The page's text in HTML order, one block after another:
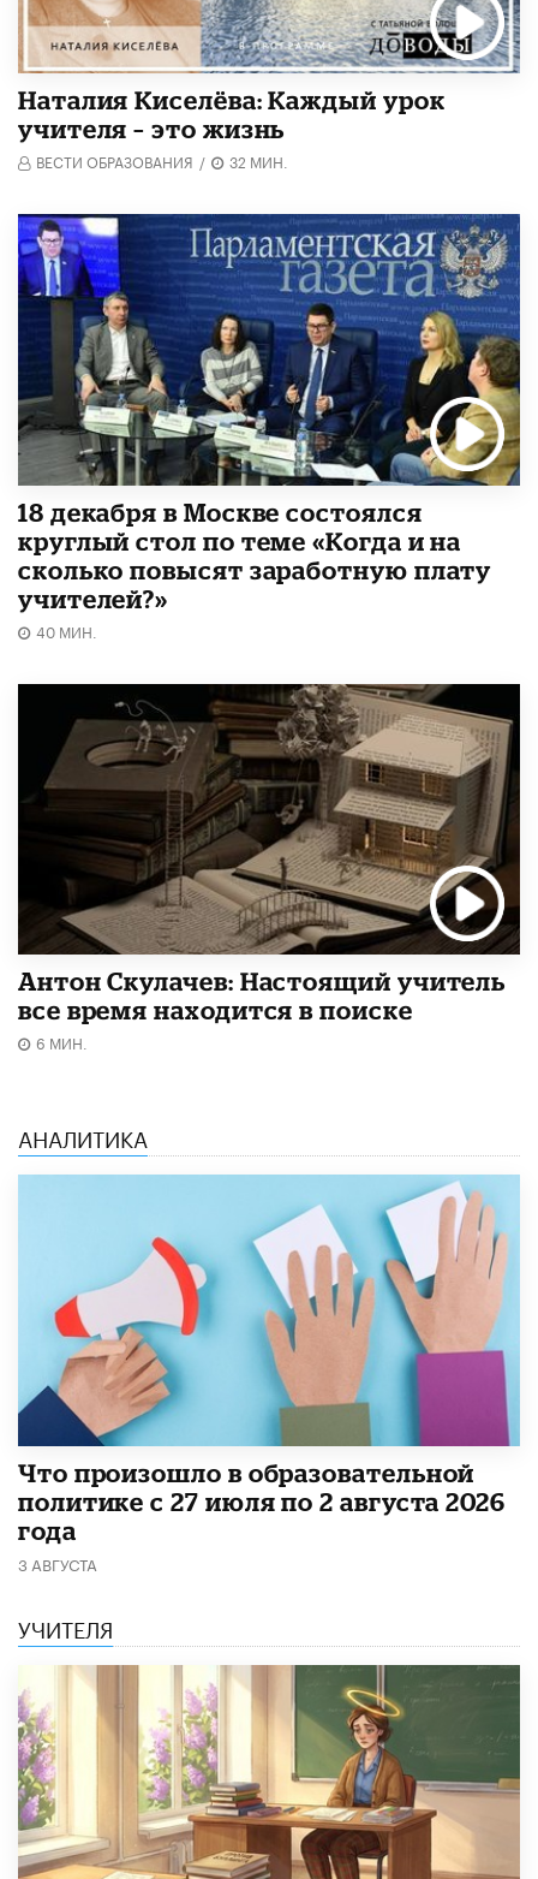
Наталия Киселёва: Каждый урок
учителя – это жизнь
ВЕСТИ ОБРАЗОВАНИЯ / 32 МИН.
18 декабря в Москве состоялся
круглый стол по теме «Когда и на
сколько повысят заработную плату
учителей?»
40 МИН.
Антон Скулачев: Настоящий учитель
все время находится в поиске
6 МИН.
АНАЛИТИКА
​Что произошло в образовательной
политике с 27 июля по 2 августа 2026
года
3 АВГУСТА
УЧИТЕЛЯ